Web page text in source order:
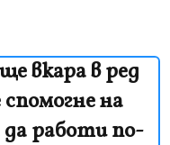
вкара в ред
на
работи по-